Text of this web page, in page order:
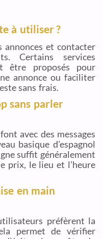
à utiliser ?
annonces et contacter
Certains services
être proposés pour
annonce ou faciliter
sans frais.
sans parler
avec des messages
basique d’espagnol
suffit généralement
prix, le lieu et l’heure
en main
préfèrent la
permet de vérifier